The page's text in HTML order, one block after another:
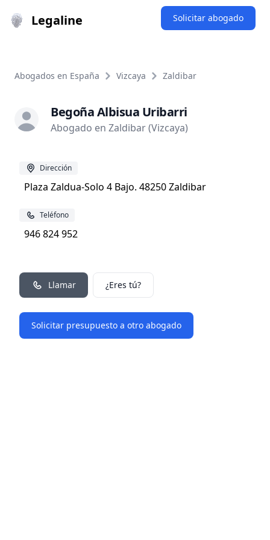
Legaline Solicitar abogado
Abogados en España Vizcaya Zaldibar
Begoña Albisua Uribarri
Abogado en Zaldibar (Vizcaya)
Dirección
Plaza Zaldua-Solo 4 Bajo. 48250 Zaldibar
Teléfono
946 824 952
Llamar ¿Eres tú?
Solicitar presupuesto a otro abogado